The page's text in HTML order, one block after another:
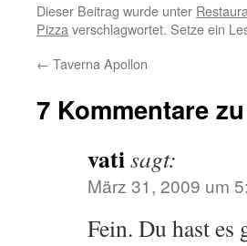
Dieser Beitrag wurde unter
Pizza verschlagwortet. Setze ein
← Taverna Apollon
7 Kommentare zu
vatisagt:
März 31, 2009 um
Fein. Du hast es